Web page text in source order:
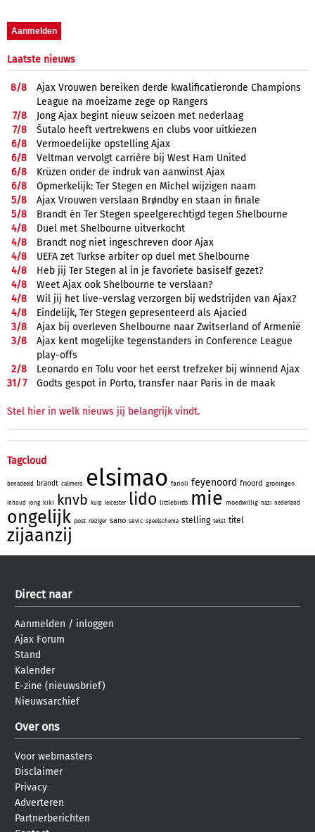
Laatste nieuws
8/8
Ajax Vrouwen bereiken derde kwalificatieronde Champions
League na moeizame zege op Rangers
7/8
Jong Ajax begint nieuw seizoen met nederlaag
7/8
Šutalo heeft vertrekwens en clubs voor uitkiezen
6/8
Vermoedelijke opstelling Ajax
6/8
Veltman vervolgt carrière bij West Ham United
6/8
Krüzen onder de indruk van aanwinst Ajax
6/8
Opmerkelijk: Ter Stegen en Míchel wijzigen naam
5/8
Ajax Vrouwen verslaan Brøndby en staan in finale
5/8
Brandt én Ter Stegen speelgerechtigd tegen Shelbourne
4/8
Duel met Shelbourne uitverkocht
4/8
Brandt nog niet ingeschreven door Ajax
4/8
UEFA zet Turkse arbiter op duel met Shelbourne
4/8
Heb jij Ter Stegen al in je favoriete basiself gezet?
4/8
Weet Ajax ook Shelbourne te verslaan?
4/8
Wil jij het live-verslag verzorgen bij wedstrijden van Ajax?
4/8
Eindelijk, Ter Stegen gepresenteerd als Ajacied
3/8
Ajax bij overleven Shelbourne naar Zwitserland of Armenië
3/8
Ajax kent mogelijke tegenstanders in Conference League
play-offs
2/8
Leonardo en Tolu voor het eerst trefzeker bij winnend Ajax
31/7 Godts gespot in Porto, transfer naar Paris in de maak
Stel hier in welk nieuws jij belangrijk vindt.
Tagcloud
benadeeld brandt calimero elsimao farioli feyenoord fnoord groningen
inhoud jong kiki knvb kuip leicester lido littlebirds mie moedwillig nazi nederland
ongelijk post reiziger sano sevic speelschema stelling tekst titel
zijaanzij
Direct naar
Aanmelden / inloggen
Ajax Forum
Stand
Kalender
E-zine (nieuwsbrief)
Nieuwsarchief
Over ons
Voor webmasters
Disclaimer
Privacy
Adverteren
Partnerberichten